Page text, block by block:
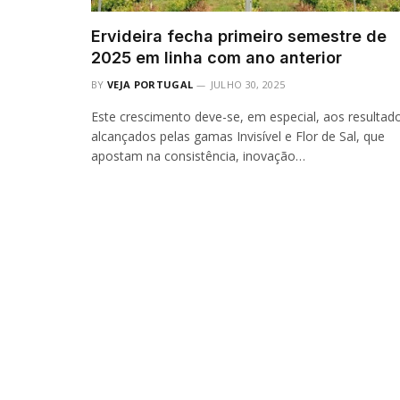
Ervideira fecha primeiro semestre de
2025 em linha com ano anterior
BY VEJA PORTUGAL JULHO 30, 2025
Este crescimento deve-se, em especial, aos
alcançados pelas gamas Invisível e Flor de Sal, que
apostam na consistência, inovação…